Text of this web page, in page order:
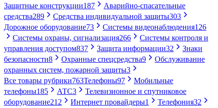
Защитные конструкции187
Аварийно-спасательные
средства289 Средства индивидуальной защиты303
Дорожное оборудование73 Системы видеонаблюдения126
Системы охраны, сигнализация266
Системы контроля и
управления доступом837 Защита информации32
Знаки
безопасности8 Охранные спецсредства9
Обслуживание
охранных систем, пожарной защиты3
Все товары рубрики763Телефоны97
Мобильные
телефоны185 АТС3
Телевизионное и спутниковое
оборудование212 Интернет провайдеры1 Телефония32